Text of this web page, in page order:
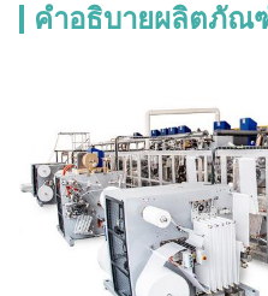
คำอธิบายผลิตภัณ